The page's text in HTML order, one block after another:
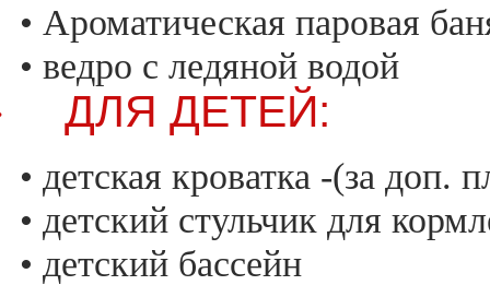
• Ароматическая паровая
• ведро с ледяной водой
ДЛЯ ДЕТЕЙ:
• детская кроватка -(за доп.
• детский стульчик для
• детский бассейн